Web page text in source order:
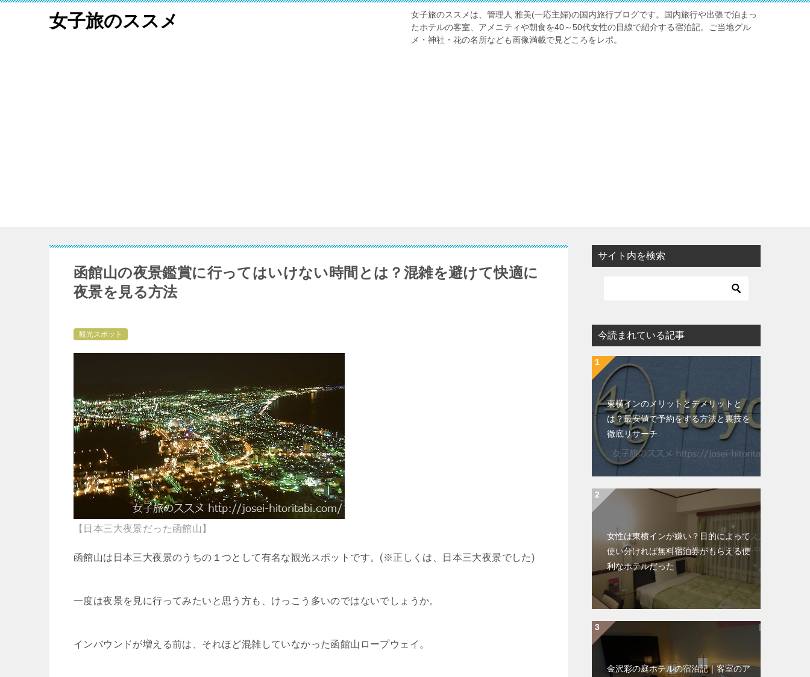
女子旅のススメ
女子旅のススメは、管理人 雅美(一応主婦)の国内旅行ブログです。国内旅行や出張で泊まっ
たホテルの客室、アメニティや朝食を40～50代女性の目線で紹介する宿泊記。ご当地グル
メ・神社・花の名所なども画像満載で見どころをレポ。
函館山の夜景鑑賞に行ってはいけない時間とは？混雑を避けて快適に
夜景を見る方法
観光スポット
【日本三大夜景だった函館山】
函館山は日本三大夜景のうちの１つとして有名な観光スポットです。(※正しくは、日本三大夜景でした)
一度は夜景を見に行ってみたいと思う方も、けっこう多いのではないでしょうか。
インバウンドが増える前は、それほど混雑していなかった函館山ロープウェイ。
サイト内を検索
今読まれている記事
東横インのメリットとデメリットと
は？最安値で予約をする方法と裏技を
徹底リサーチ
女性は東横インが嫌い？目的によって
使い分ければ無料宿泊券がもらえる便
利なホテルだった
金沢彩の庭ホテルの宿泊記｜客室のア